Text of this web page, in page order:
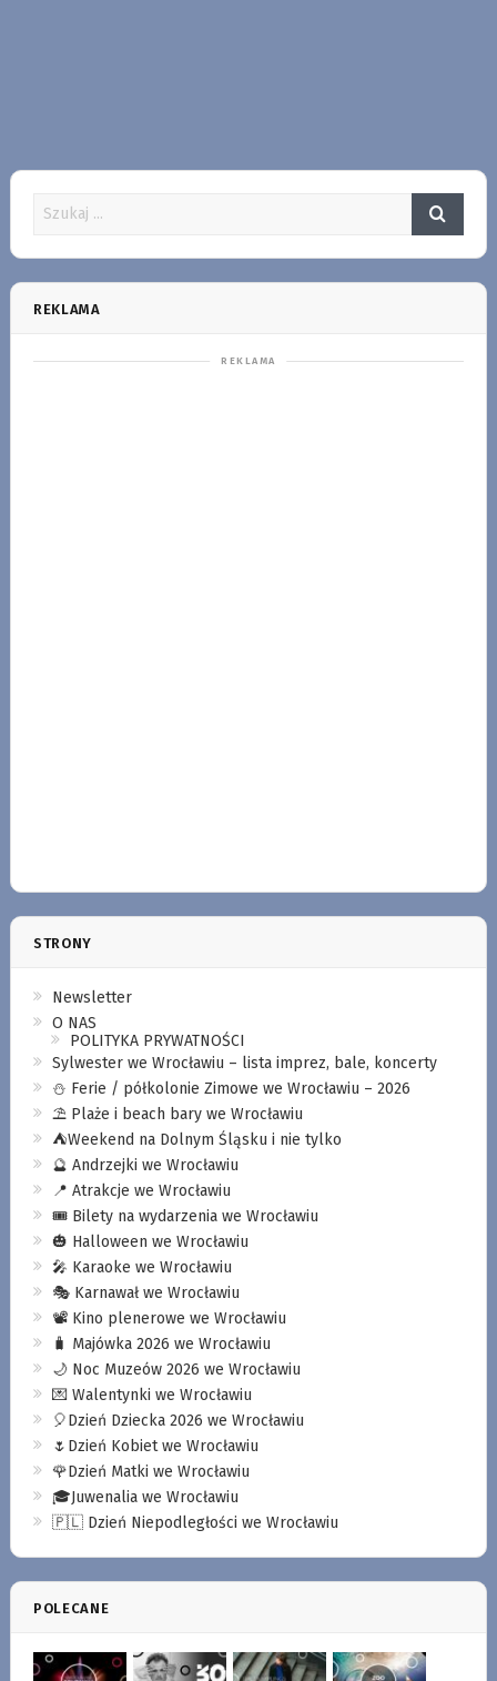
REKLAMA
STRONY
Newsletter
O NAS
POLITYKA PRYWATNOŚCI
Sylwester we Wrocławiu – lista imprez, bale, koncerty
⛄️ Ferie / półkolonie Zimowe we Wrocławiu – 2026
⛱️ Plaże i beach bary we Wrocławiu
⛺️Weekend na Dolnym Śląsku i nie tylko
🔮 Andrzejki we Wrocławiu
📍 Atrakcje we Wrocławiu
🎟️ Bilety na wydarzenia we Wrocławiu
🎃 Halloween we Wrocławiu
🎤 Karaoke we Wrocławiu
🎭 Karnawał we Wrocławiu
📽️ Kino plenerowe we Wrocławiu
🧳 Majówka 2026 we Wrocławiu
🌙 Noc Muzeów 2026 we Wrocławiu
💌 Walentynki we Wrocławiu
🎈Dzień Dziecka 2026 we Wrocławiu
🌷Dzień Kobiet we Wrocławiu
🌹Dzień Matki we Wrocławiu
🎓Juwenalia we Wrocławiu
🇵🇱 Dzień Niepodległości we Wrocławiu
POLECANE